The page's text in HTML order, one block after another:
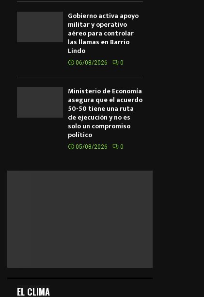
Gobierno activa apoyo
militar y operativo
aéreo para controlar
las llamas en Barrio
Lindo
06/08/2026 0
Ministerio de Economía
asegura que el acuerdo
50-50 tiene una ruta
de ejecución y no es
solo un compromiso
político
05/08/2026 0
EL CLIMA